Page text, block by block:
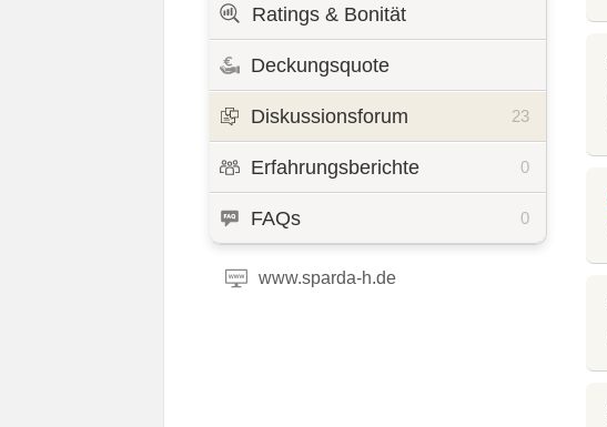
Ratings & Bonität
Deckungsquote
Diskussionsforum 23
Erfahrungsberichte 0
FAQs 0
www.sparda-h.de